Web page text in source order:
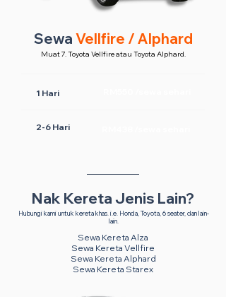
Sewa Vellfire / Alphard
Muat 7. Toyota Vellfire atau Toyota Alphard.
1 Hari
2-6 Hari
Nak Kereta Jenis Lain?
Hubungi kami untuk kereta khas. i.e. Honda, Toyota, 6 seater, dan lain-
lain.
Sewa Kereta Alza
Sewa Kereta Vellfire
Sewa Kereta Alphard
Sewa Kereta Starex